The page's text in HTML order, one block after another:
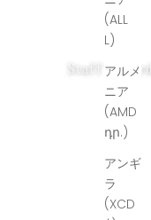
(ALL
L)
アルメ
ニア
(AMD
դր.)
アンギ
ラ
(XCD